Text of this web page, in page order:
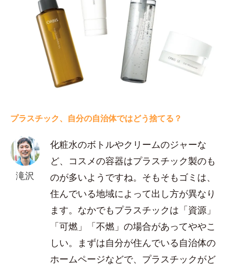
プラスチック、自分の自治体ではどう捨てる？
滝沢
化粧水のボトルやクリームのジャーな
ど、コスメの容器はプラスチック製のも
のが多いようですね。そもそもゴミは、
住んでいる地域によって出し方が異なり
ます。なかでもプラスチックは「資源」
「可燃」「不燃」の場合があってややこ
しい。まずは自分が住んでいる自治体の
ホームページなどで、プラスチックがど